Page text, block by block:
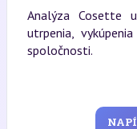
Analýza Cosette
utrpenia,
spoločnosti.